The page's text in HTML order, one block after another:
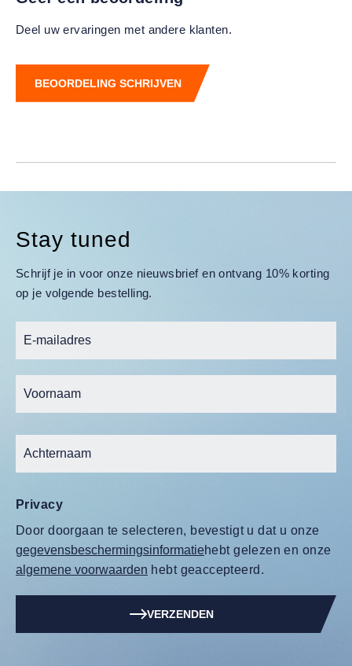
Deel uw ervaringen met andere klanten.
BEOORDELING SCHRIJVEN
Stay tuned
Schrijf je in voor onze nieuwsbrief en ontvang 10% korting
op je volgende bestelling.
Privacy
Door doorgaan te selecteren, bevestigt u dat u onze
gegevensbeschermingsinformatiehebt gelezen en onze
algemene voorwaarden hebt geaccepteerd.
VERZENDEN